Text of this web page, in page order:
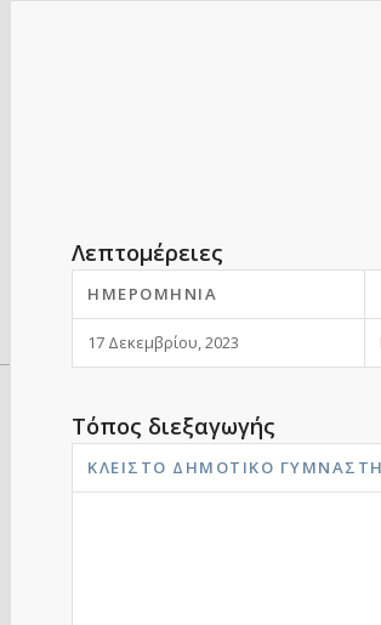
Λεπτομέρειες
ΗΜΕΡΟΜΗΝΊΑ
17 Δεκεμβρίου, 2023
Τόπος διεξαγωγής
ΚΛΕΙΣΤΌ ΔΗΜΟΤΙΚΌ